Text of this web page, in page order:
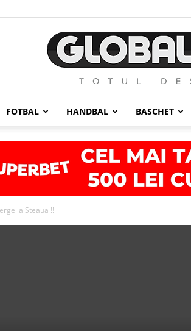
FOTBAL HANDBAL BASCHET
la Steaua !!